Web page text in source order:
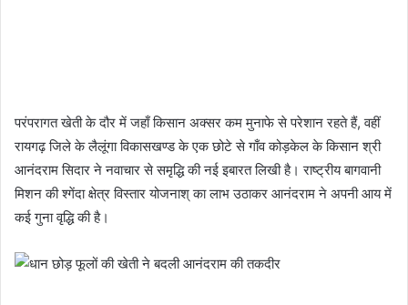
परंपरागत खेती के दौर में जहाँ किसान अक्सर कम मुनाफे से परेशान रहते हैं, वहीं
रायगढ़ जिले के लैलूंगा विकासखण्ड के एक छोटे से गाँव कोड़केल के किसान श्री
आनंदराम सिदार ने नवाचार से समृद्धि की नई इबारत लिखी है। राष्ट्रीय बागवानी
मिशन की श्गेंदा क्षेत्र विस्तार योजनाश् का लाभ उठाकर आनंदराम ने अपनी आय में
कई गुना वृद्धि की है।